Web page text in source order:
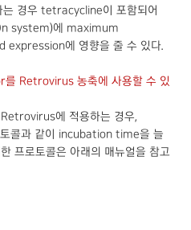
경우 tetracycline이 포함되어
system)에 maximum
에 영향을 줄 수 있다.
Retrovirus 농축에 사용할 수 있
에 적용하는 경우,
콜과 같이 incubation time을 늘
프로토콜은 아래의 매뉴얼을 참고